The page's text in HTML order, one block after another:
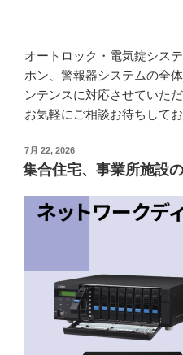
オートロック・電気錠シス
ホン、警報器システムの全
ンテンスに対応させていた
お気軽にご相談お待ちして
投
稿
日:
7月 22, 2026
集合住宅、事業所施設